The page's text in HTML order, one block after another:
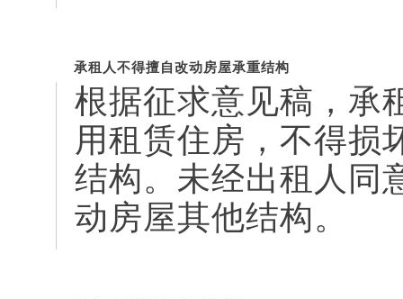
承租人不得擅自改动房屋承重结构
根据征求意见稿，承
用租赁住房，不得损
结构。未经出租人同
动房屋其他结构。